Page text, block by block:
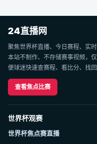
24直播网
聚焦世界杯直播、今日赛程、实
本站不制作、不存储赛事视频，
便球迷快速查赛程、看比分、找回
查看焦点比赛
世界杯观赛
世界杯焦点赛直播